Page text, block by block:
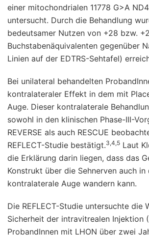
einer mitochondrialen 11778 G>A
untersucht. Durch die Behandlung
bedeutsamer Nutzen von +28 bzw.
Buchstabenäquivalenten gegenüber
Linien auf der EDTRS-Sehtafel)
Bei unilateral behandelten
kontralateraler Effekt in dem mit
Auge. Dieser kontralaterale
sowohl in den klinischen Phase-III-
REVERSE als auch RESCUE
REFLECT-Studie bestätigt.3,4,5 Laut
die Erklärung darin liegen, dass das
Konstrukt über die Sehnerven auch in
kontralaterale Auge wandern kann.
Die REFLECT-Studie untersuchte die
Sicherheit der intravitrealen Injektion
ProbandInnen mit LHON über zwei